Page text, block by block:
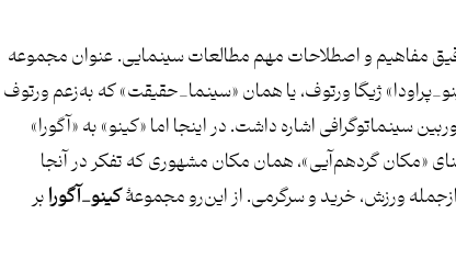
مفاهیم و اصطلاحات مهم مطالعات سینمایی. عنوان مجموعه
ژیگا ورتوف، یا همان «سینما_حقیقت» که به‌زعم ورتوف
سینماتوگرافی اشاره داشت. در اینجا اما «کینو» به «آگورا»
«مکان گردهم‌آیی»، همان مکان مشهوری که تفکر در آنجا
ورزش، خرید و سرگرمی. از این‌رو مجموعۀکینو_آگورابر